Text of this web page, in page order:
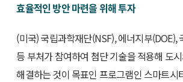
효율적인 방안 마련을 위해 투자
(미국) 국립과학재단(NSF), 에너지부(DOE),
등 부처가 참여하여 첨단 기술을 적용해 도
해결하는 것이 목표인 프로그램인 스마트시